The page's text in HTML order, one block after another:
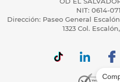
NIT: 0614-
Dirección: Paseo General
1323 Col.